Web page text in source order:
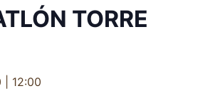
TORRE
12:00